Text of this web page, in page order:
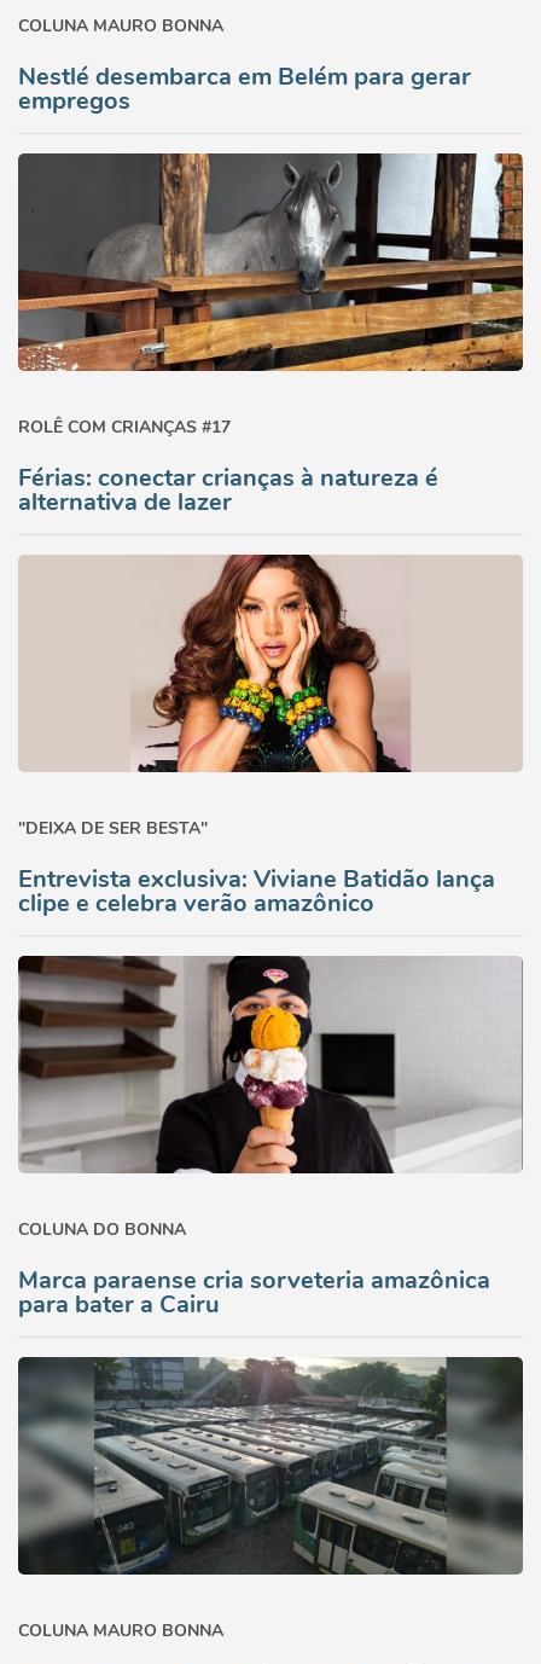
COLUNA MAURO BONNA
Nestlé desembarca em Belém para gerar
empregos
ROLÊ COM CRIANÇAS #17
Férias: conectar crianças à natureza é
alternativa de lazer
"DEIXA DE SER BESTA"
Entrevista exclusiva: Viviane Batidão lança
clipe e celebra verão amazônico
COLUNA DO BONNA
Marca paraense cria sorveteria amazônica
para bater a Cairu
COLUNA MAURO BONNA